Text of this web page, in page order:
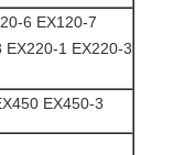
6 EX120-7
EX220-1 EX220-3
EX450-3